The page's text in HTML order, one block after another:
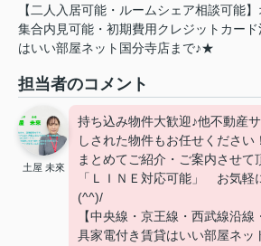
【二人入居可能・ルームシェア相談可能
集合内見可能・初期費用クレジットカー
はいい部屋ネット国分寺店まで♪★
担当者のコメント
土屋 未來
持ち込み物件大歓迎♪他不動産
しされた物件もお任せください！
まとめてご紹介・ご案内させ
「ＬＩＮＥ対応可能」 お気軽
(^^)/
【中央線・京王線・西武線沿
具家電付き賃貸はいい部屋ネッ